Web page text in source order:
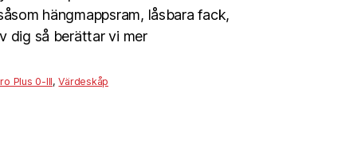
hängmappsram, låsbara fack,
dig så berättar vi mer
Plus 0-III,Värdeskåp